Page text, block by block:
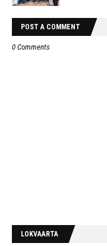
POST A COMMENT
0 Comments
LOKVAARTA